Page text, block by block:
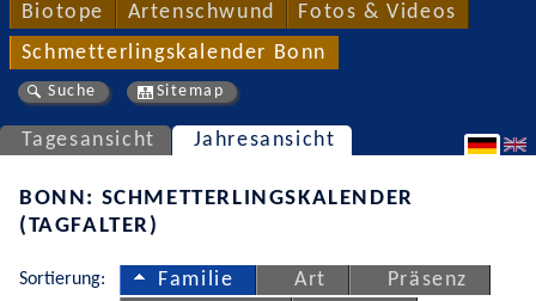
Biotope Artenschwund Fotos & Videos
Schmetterlingskalender Bonn
Suche Sitemap
Tagesansicht Jahresansicht
BONN: SCHMETTERLINGSKALENDER
(TAGFALTER)
Sortierung: Familie Art
Präsenz